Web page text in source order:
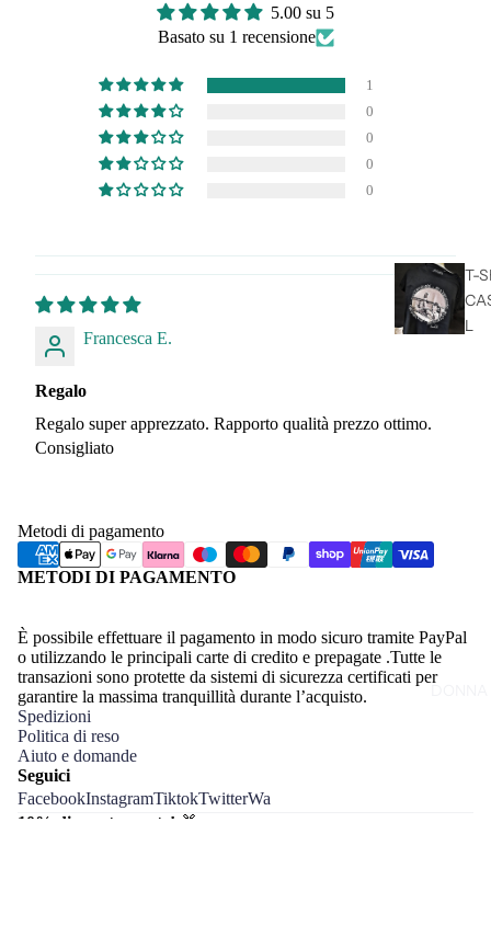
T-
L
5.00 su 5
Basato su 1 recensione
1
0
0
0
0
Francesca E.
Regalo
Regalo super apprezzato. Rapporto qualità prezzo ottimo.
Consigliato
Metodi di pagamento
METODI DI PAGAMENTO
È possibile effettuare il pagamento in modo sicuro tramite PayPal
o utilizzando le principali carte di credito e prepagate .Tutte le
transazioni sono protette da sistemi di sicurezza certificati per
garantire la massima tranquillità durante l’acquisto.
Spedizioni
Politica di reso
Aiuto e domande
Seguici
FacebookInstagramTiktokTwitterWa
10% di sconto per te! 🎁